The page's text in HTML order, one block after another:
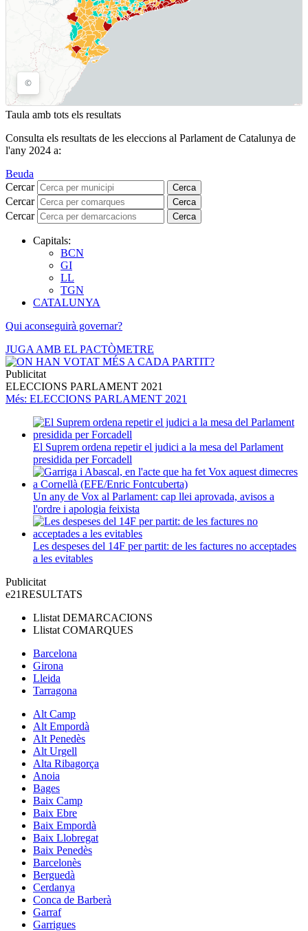
Taula amb tots els resultats
Consulta els resultats de les eleccions al Parlament de Catalunya de
l'any 2024 a:
Beuda
Cercar
Cerca
Cercar Cerca
Cercar Cerca
Capitals:
BCN
GI
LL
TGN
CATALUNYA
Qui aconseguirà governar?
JUGA AMB EL PACTÒMETRE
Publicitat
ELECCIONS PARLAMENT 2021
Més: ELECCIONS PARLAMENT 2021
El Suprem ordena repetir el judici a la mesa del Parlament
presidida per Forcadell
Un any de Vox al Parlament: cap llei aprovada, avisos a
l'ordre i apologia feixista
Les despeses del 14F per partit: de les factures no acceptades
a les evitables
Publicitat
e21RESULTATS
Llistat DEMARCACIONS
Llistat COMARQUES
Barcelona
Girona
Lleida
Tarragona
Alt Camp
Alt Empordà
Alt Penedès
Alt Urgell
Alta Ribagorça
Anoia
Bages
Baix Camp
Baix Ebre
Baix Empordà
Baix Llobregat
Baix Penedès
Barcelonès
Berguedà
Cerdanya
Conca de Barberà
Garraf
Garrigues